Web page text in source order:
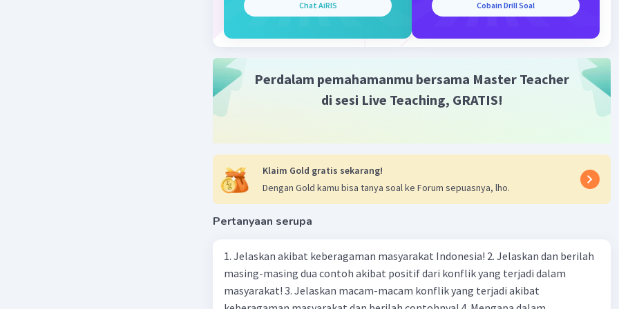
Chat AiRIS Cobain Drill Soal
Perdalam pemahamanmu bersama Master Teacher
di sesi Live Teaching, GRATIS!
Klaim Gold gratis sekarang!
Dengan Gold kamu bisa tanya soal ke Forum sepuasnya, lho.
Pertanyaan serupa
1. Jelaskan akibat keberagaman masyarakat Indonesia! 2. Jelaskan dan berilah
masing-masing dua contoh akibat positif dari konflik yang terjadi dalam
masyarakat! 3. Jelaskan macam-macam konflik yang terjadi akibat